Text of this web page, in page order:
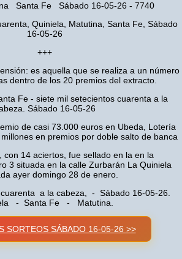
Santa Fe Sábado 16-05-26 - 7740
Quiniela, Matutina, Santa Fe, Sábado
16-05-26
+++
es aquella que se realiza a un número
dentro de los 20 premios del extracto.
Fe - siete mil setecientos cuarenta a la
Sábado 16-05-26
de casi 73.000 euros en Ubeda, Lotería
en premios por doble salto de banca
con 14 aciertos, fue sellado en la en la
3 situada en la calle Zurbarán La Quiniela
ayer domingo 28 de enero.
a la cabeza, - Sábado 16-05-26.
- Santa Fe - Matutina.
SORTEOS SÁBADO 16-05-26 >>